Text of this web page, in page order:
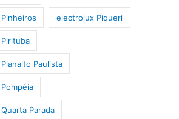
electrolux Piqueri
Paulista
Parada